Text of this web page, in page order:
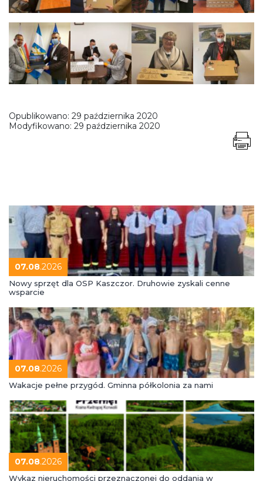
Opublikowano: 29 października 2020
Modyfikowano: 29 października 2020
07.08.2026
Nowy sprzęt dla OSP Kaszczor. Druhowie zyskali cenne
wsparcie
07.08.2026
Wakacje pełne przygód. Gminna półkolonia za nami
07.08.2026
Wykaz nieruchomości przeznaczonej do oddania w